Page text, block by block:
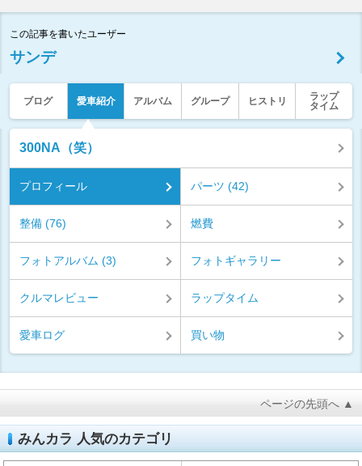
この記事を書いたユーザー
サンデ
ブログ 愛車紹介 アルバム グループ ヒストリ
ラップ
タイム
300NA（笑）
プロフィール パーツ (42)
整備 (76) 燃費
フォトアルバム (3) フォトギャラリー
クルマレビュー ラップタイム
愛車ログ 買い物
ページの先頭へ ▲
みんカラ 人気のカテゴリ